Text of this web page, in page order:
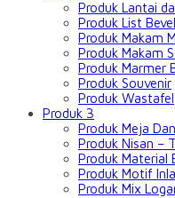
Produk Lantai
Produk List Bevel
Produk Makam
Produk Makam
Produk Marmer
Produk Souvenir
Produk Wastafel
Produk 3
Produk Meja
Produk Nisan –
Produk Material
Produk Motif
Produk Mix